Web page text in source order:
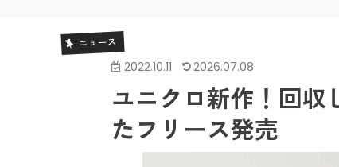
ニュース
2022.10.11 2026.07.08
ユニクロ新作！回収
たフリース発売